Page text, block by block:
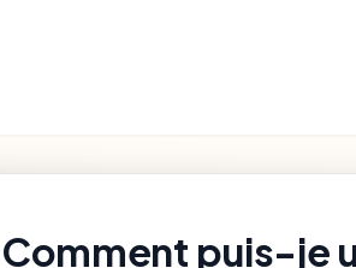
Comment puis-je